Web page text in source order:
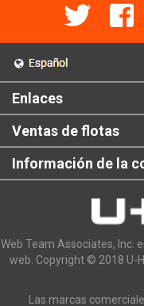
Enlaces
Ventas de flotas
Información de la
Web Team Associates, Inc.
web. Copyright © 2018 U-
Las marcas